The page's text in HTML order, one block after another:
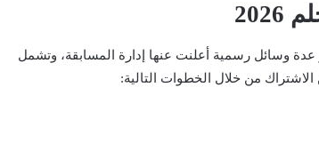
عدة وسائل رسمية أعلنت عنها إدارة المسابقة، وتشمل
الاشتراك من خلال الخطوات التالية: